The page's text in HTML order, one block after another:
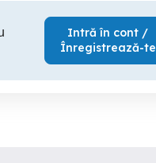
Intră în cont /
Înregistrează-te